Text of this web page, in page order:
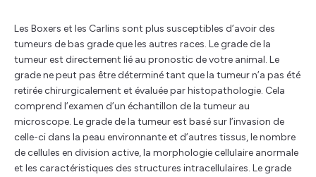
Les Boxers et les Carlins sont plus susceptibles d’avoir des
tumeurs de bas grade que les autres races. Le grade de la
tumeur est directement lié au pronostic de votre animal. Le
grade ne peut pas être déterminé tant que la tumeur n’a pas été
retirée chirurgicalement et évaluée par histopathologie. Cela
comprend l’examen d’un échantillon de la tumeur au
microscope. Le grade de la tumeur est basé sur l’invasion de
celle-ci dans la peau environnante et d’autres tissus, le nombre
de cellules en division active, la morphologie cellulaire anormale
et les caractéristiques des structures intracellulaires. Le grade